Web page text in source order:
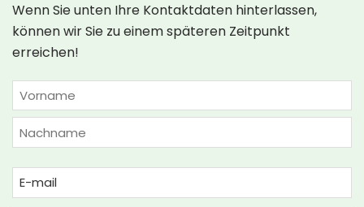
Wenn Sie unten Ihre Kontaktdaten hinterlassen,
können wir Sie zu einem späteren Zeitpunkt
erreichen!
NAME
(ERFORDERLICH)
Vorname
Email
(erforderlich)